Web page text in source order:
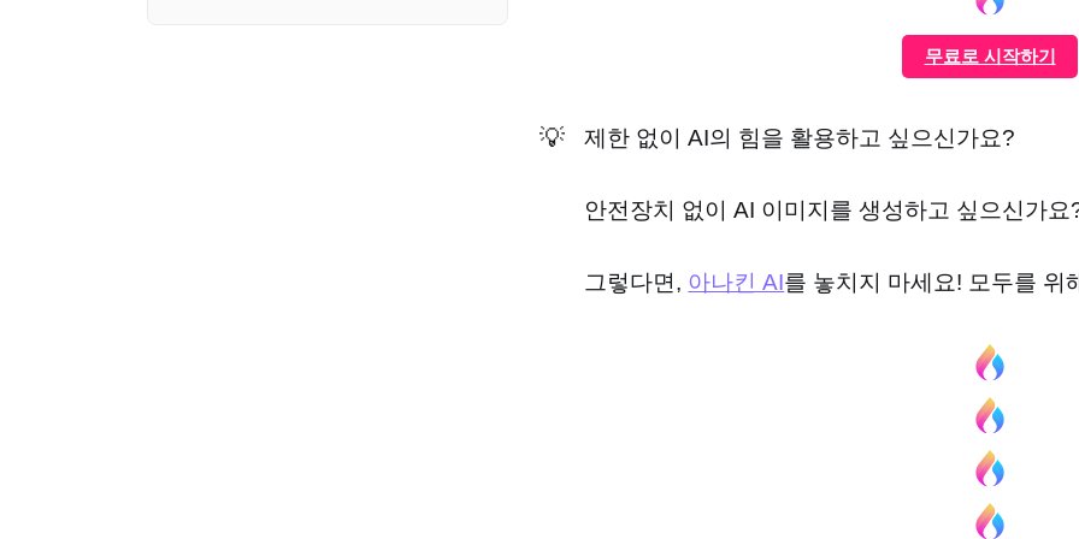
무료로 시작하기
💡 제한 없이 AI의 힘을 활용하고 싶으신가요?
안전장치 없이 AI 이미지를 생성하고 싶으신가요
그렇다면, 아나킨 AI를 놓치지 마세요! 모두를 위